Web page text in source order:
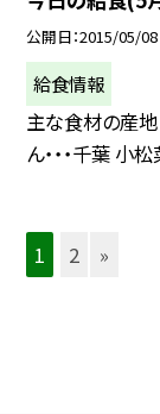
公開日 2015/05/08
給食情報
主な食材の産地
ん・・・千葉 小
1 2 »